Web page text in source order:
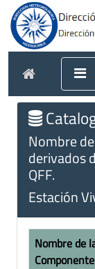
Nombre
derivados
QFF.
Estación
Nombre de
Componente